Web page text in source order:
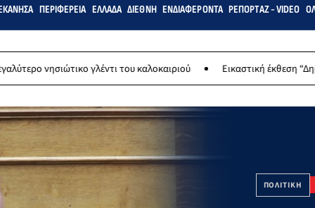
ΠΕΡΙΦΈΡΕΙΑ ΕΛΛΆΔΑ ΔΙΕΘΝΉ ΕΝΔΙΑΦΈΡΟΝΤΑ ΡΕΠΟΡΤΆΖ - VIDEO
του καλοκαιριού Εικαστική έκθεση “Δημιουργώντας
ΠΟΛΙΤΙΚΗ